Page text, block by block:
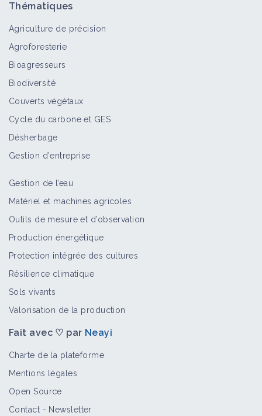
Thématiques
Agriculture de précision
Agroforesterie
Bioagresseurs
Biodiversité
Couverts végétaux
Cycle du carbone et GES
Désherbage
Gestion d'entreprise
Gestion de l’eau
Matériel et machines agricoles
Outils de mesure et d’observation
Production énergétique
Protection intégrée des cultures
Résilience climatique
Sols vivants
Valorisation de la production
Fait avec ♡ par Neayi
Charte de la plateforme
Mentions légales
Open Source
Contact - Newsletter